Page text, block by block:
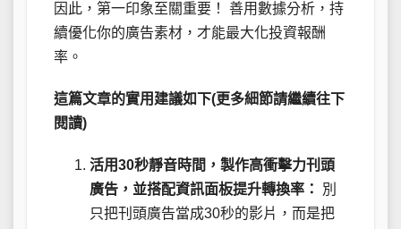
因此，第一印象至關重要！ 善用數據分析，持
續優化你的廣告素材，才能最大化投資報酬
率。
這篇文章的實用建議如下(更多細節請繼續往下
閱讀)
活用30秒靜音時間，製作高衝擊力刊頭
廣告，並搭配資訊面板提升轉換率：
別
只把刊頭廣告當成30秒的影片，而是把